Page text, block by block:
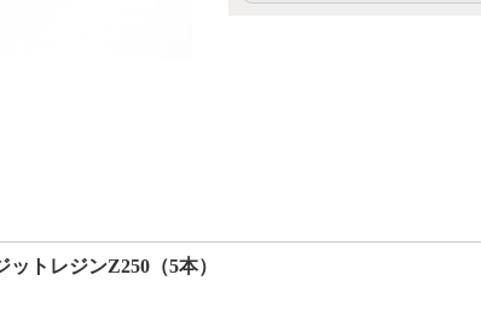
ットレジンZ250 （5本）